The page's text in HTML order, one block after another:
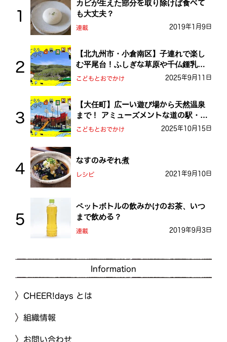
カビが生えた部分を取り除けば食べて
も大丈夫？
連載 2019年1月9日
【北九州市・小倉南区】子連れで楽し
む平尾台！ふしぎな草原や千仏鍾乳洞
を探検しよう！
こどもとおでかけ 2025年9月11日
【大任町】広ーい遊び場から天然温泉
まで！ アミューズメントな道の駅・お
おとう桜街道
こどもとおでかけ 2025年10月15日
なすのみぞれ煮
レシピ 2021年9月10日
ペットボトルの飲みかけのお茶、いつ
まで飲める？
連載 2019年9月3日
Information
CHEER!days とは
組織情報
お問い合わせ